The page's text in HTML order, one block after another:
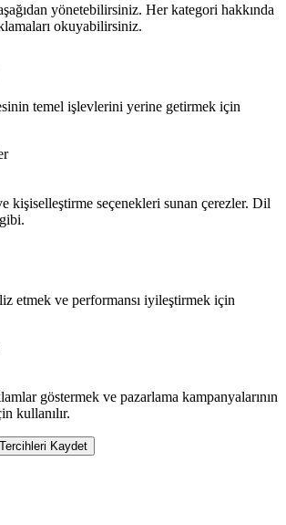
yönetebilirsiniz. Her kategori hakkında
okuyabilirsiniz.
temel işlevlerini yerine getirmek için
kişiselleştirme seçenekleri sunan çerezler. Dil
etmek ve performansı iyileştirmek için
göstermek ve pazarlama kampanyalarının
kullanılır.
Tercihleri Kaydet